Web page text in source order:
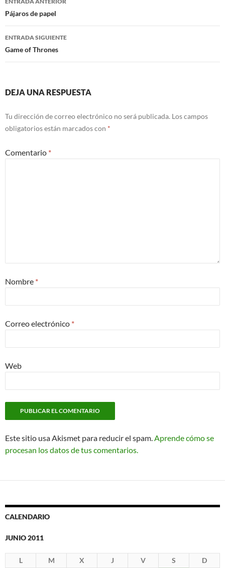
de
entradas
Pájaros de papel
ENTRADA SIGUIENTE
Game of Thrones
DEJA UNA RESPUESTA
Tu dirección de correo electrónico no será publicada. Los campos
obligatorios están marcados con *
Comentario *
Nombre *
Correo electrónico *
Web
Este sitio usa Akismet para reducir el spam.Aprende cómo se
procesan los datos de tus comentarios.
CALENDARIO
JUNIO 2011
L M X J V S
D